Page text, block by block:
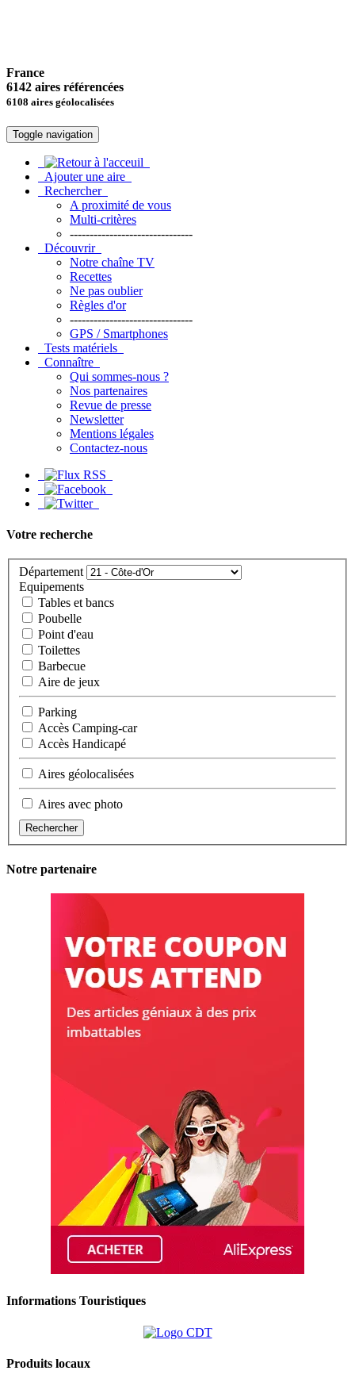
France
6142 aires référencées
6108 aires géolocalisées
Toggle navigation
Ajouter une aire
Rechercher
A proximité de vous
Multi-critères
-------------------------------
Découvrir
Notre chaîne TV
Recettes
Ne pas oublier
Règles d'or
-------------------------------
GPS / Smartphones
Tests matériels
Connaître
Qui sommes-nous ?
Nos partenaires
Revue de presse
Newsletter
Mentions légales
Contactez-nous
Votre recherche
Département
Equipements
Tables et bancs
Poubelle
Point d'eau
Toilettes
Barbecue
Aire de jeux
Parking
Accès Camping-car
Accès Handicapé
Aires géolocalisées
Aires avec photo
Rechercher
Notre partenaire
Informations Touristiques
Produits locaux